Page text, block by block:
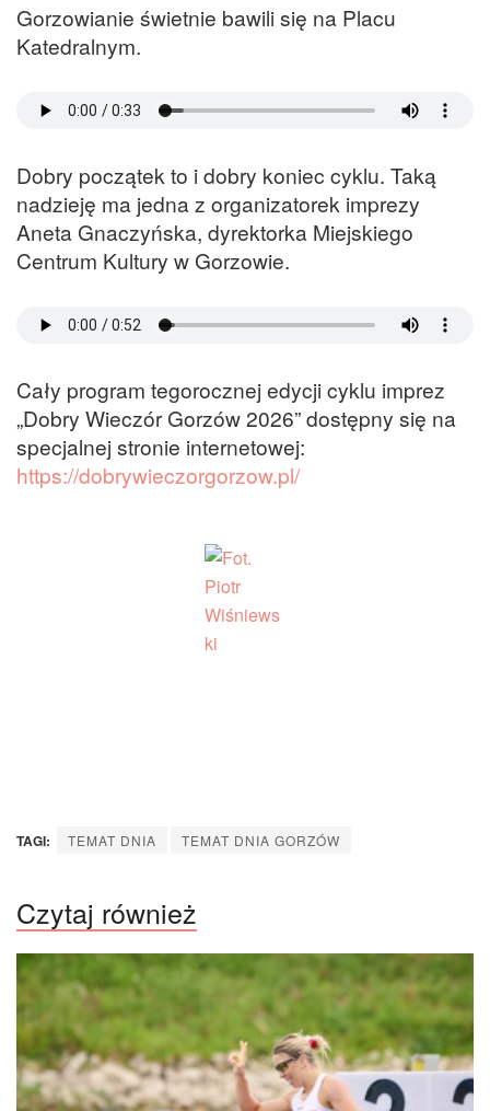
Gorzowianie świetnie bawili się na Placu
Katedralnym.
Dobry początek to i dobry koniec cyklu. Taką
nadzieję ma jedna z organizatorek imprezy
Aneta Gnaczyńska, dyrektorka Miejskiego
Centrum Kultury w Gorzowie.
Cały program tegorocznej edycji cyklu imprez
„Dobry Wieczór Gorzów 2026” dostępny się na
specjalnej stronie internetowej:
https://dobrywieczorgorzow.pl/
TAGI: TEMAT DNIA TEMAT DNIA GORZÓW
Czytaj również